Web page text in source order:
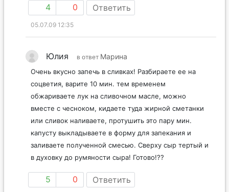
4 0 Ответить
05.07.09 12:35
Юлия в ответ Марина
Очень вкусно запечь в сливках! Разбираете ее на
соцветия, варите 10 мин. тем временем
обжариваете лук на сливочном масле, можно
вместе с чесноком, кидаете туда жирной сметанки
или сливок наливаете, протушить это пару мин.
капусту выкладываете в форму для запекания и
заливаете полученной смесью. Сверху сыр тертый и
в духовку до румяности сыра! Готово!??
5 0 Ответить